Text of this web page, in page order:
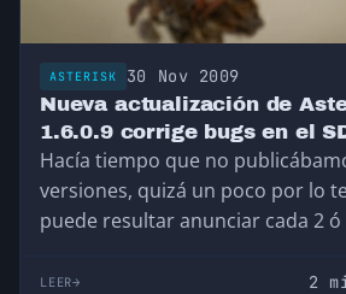
ASTERISK 30 Nov 2009
Nueva actualización de
1.6.0.9 corrige bugs en el
Hacía tiempo que no
versiones, quizá un poco por lo
puede resultar anunciar cada 2
LEER 2